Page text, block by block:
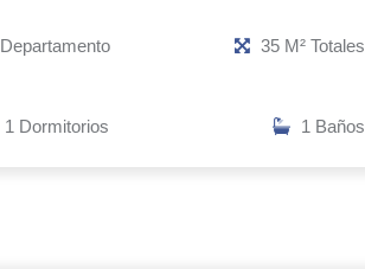
Departamento 35 M² Totales
1 Dormitorios 1 Baños